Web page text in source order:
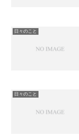
日々のこと
日々のこと